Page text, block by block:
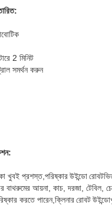
2 মিনিট
সমর্থন করুন
খুবই প্রশস্ত,পরিষ্কার উইন্ডো রোবট
বাথরুমের আয়না, কাচ, দরজা, টেবিল,
করতে পারেন,ক্লিনার রোবট উইন্ডো